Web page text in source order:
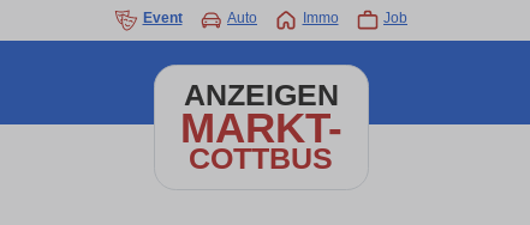
Event Auto Immo Job
ANZEIGEN
MARKT-
COTTBUS